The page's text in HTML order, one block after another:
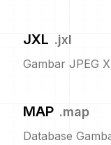
JXL .jxl
Gambar JPEG
MAP .map
Database